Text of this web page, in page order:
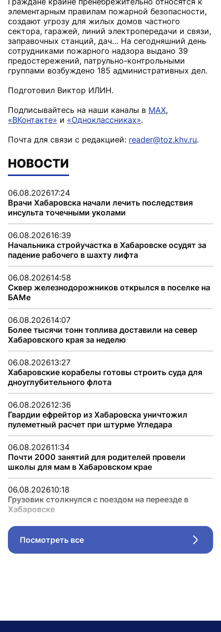
элементарным правилам пожарной безопасности,
создают угрозу для жилых домов частного
сектора, гаражей, линий электропередачи и связи,
заправочных станций, дач… На сегодняшний день
сотрудниками пожарного надзора выдано 39
предостережений, патрульно-контрольными
группами возбуждено 185 административных дел.
Подготовил Виктор ИЛИН.
Подписывайтесь на наши каналы в MAX,
«ВКонтакте» и «Одноклассниках».
Почта для связи с редакцией: reader@toz.khv.ru.
НОВОСТИ
06.08.202617:24
Врачи Хабаровска начали лечить последствия
инсульта точечными уколами
06.08.202616:39
Начальника стройучастка в Хабаровске осудят за
падение рабочего в шахту лифта
06.08.202614:58
Сквер железнодорожников открылся в поселке на
БАМе
06.08.202614:07
Более тысячи тонн топлива доставили на север
Хабаровского края за неделю
06.08.202613:27
Хабаровские корабелы готовы строить суда для
дноуглубительного флота
06.08.202612:36
Гвардии ефрейтор из Хабаровска уничтожил
пулеметный расчет при штурме Угледара
06.08.202611:34
Почти 2000 занятий для родителей провели
школы для мам в Хабаровском крае
06.08.202610:18
Грузовик столкнулся с поездом на переезде в
Хабаровске
Посмотреть все